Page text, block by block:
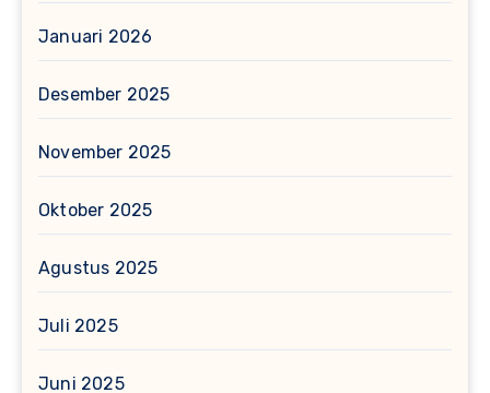
Januari 2026
Desember 2025
November 2025
Oktober 2025
Agustus 2025
Juli 2025
Juni 2025